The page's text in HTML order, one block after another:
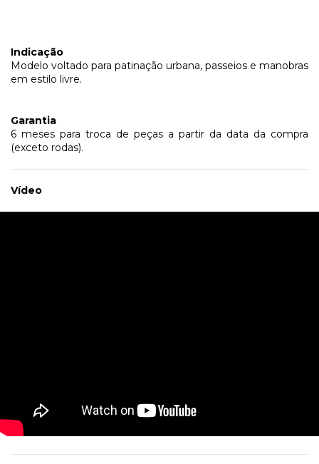
Indicação
Modelo voltado para patinação urbana, passeios e manobras
em estilo livre.
Garantia
6 meses para troca de peças a partir da data da compra
(exceto rodas).
Vídeo